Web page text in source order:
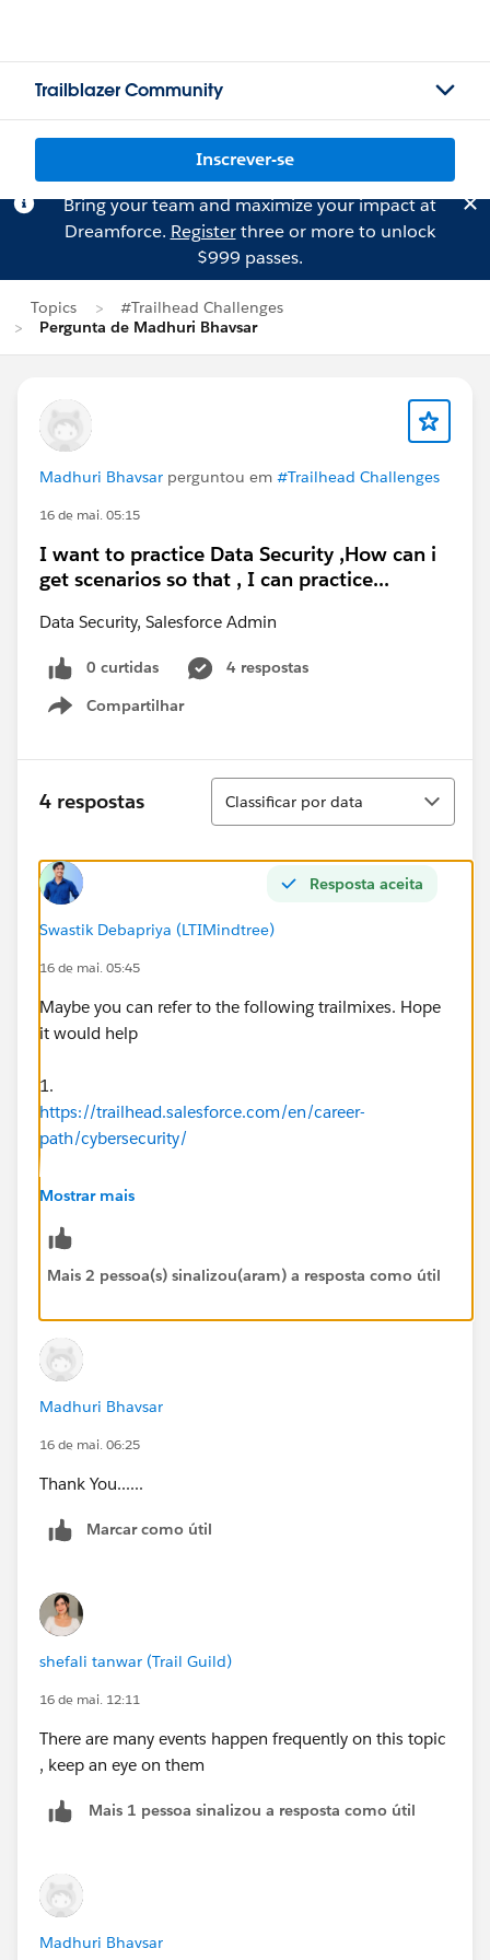
Trailblazer Community
Inscrever-se
Bring your team and maximize your impact at
Dreamforce. Registerthree or more to unlock
$999 passes.
Topics
#Trailhead Challenges
Pergunta de Madhuri Bhavsar
Madhuri Bhavsar perguntou em #Trailhead Challenges
16 de mai. 05:15
I want to practice Data Security ,How can i
get scenarios so that , I can practice...
Data Security, Salesforce Admin
0 curtidas
4 respostas
Compartilhar
Show menu
4 respostas
Classificar
Classificar por data
Resposta aceita
Swastik Debapriya (LTIMindtree)
16 de mai. 05:45
Maybe you can refer to the following trailmixes. Hope
it would help
1.
https://trailhead.salesforce.com/en/career-
path/cybersecurity/
2.
mixes/data-security
https://trailhead.salesforce.com/content/learn/modul
es/data_security
Mostrar mais
Mais 2 pessoa(s) sinalizou(aram) a resposta como útil
Madhuri Bhavsar
16 de mai. 06:25
Thank You......
Marcar como útil
shefali tanwar (Trail Guild)
16 de mai. 12:11
There are many events happen frequently on this topic
, keep an eye on them
Mais 1 pessoa sinalizou a resposta como útil
Madhuri Bhavsar